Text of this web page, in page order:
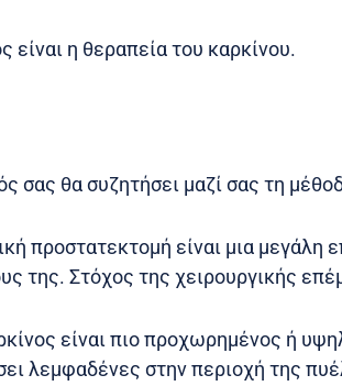
είναι η θεραπεία του καρκίνου.
σας θα συζητήσει μαζί σας τη
προστατεκτομή είναι μια μεγάλη
της. Στόχος της χειρουργικής
είναι πιο προχωρημένος ή
λεμφαδένες στην περιοχή της